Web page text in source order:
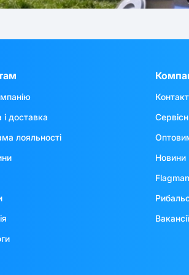
доставка
лояльності
Новини
Вакансії